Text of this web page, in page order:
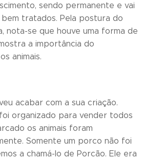
sendo permanente e vai
tratados. Pela postura do
nota-se que houve uma forma de
a importância do
animais.
acabar com a sua criação.
organizado para vender todos
os animais foram
Somente um porco não foi
a chamá-lo de Porcão. Ele era